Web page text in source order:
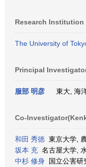
Research Institution
The University of
Principal
服部 明彦 東大, 海
Co-
和田 秀徳 東京大学,
坂本 充 名古屋大学,
中杉 修身 国立公害研